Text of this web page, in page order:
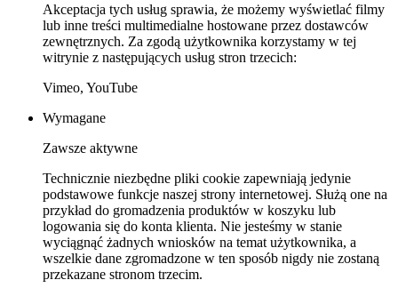
Akceptacja tych usług sprawia, że możemy wyświetlać filmy
lub inne treści multimedialne hostowane przez dostawców
zewnętrznych. Za zgodą użytkownika korzystamy w tej
witrynie z następujących usług stron trzecich:
Vimeo, YouTube
Wymagane
Zawsze aktywne
Technicznie niezbędne pliki cookie zapewniają jedynie
podstawowe funkcje naszej strony internetowej. Służą one na
przykład do gromadzenia produktów w koszyku lub
logowania się do konta klienta. Nie jesteśmy w stanie
wyciągnąć żadnych wniosków na temat użytkownika, a
wszelkie dane zgromadzone w ten sposób nigdy nie zostaną
przekazane stronom trzecim.